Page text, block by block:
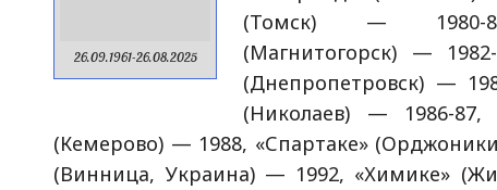
26.09.1961-26.08.2025
(Томск) — 1980-
(Магнитогорск) —
(Днепропетровск) —
(Николаев) — 1986-87,
(Кемерово) — 1988, «Спартаке»
(Винница, Украина) — 1992, «Химике»